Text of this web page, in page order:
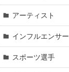
アーティスト
インフルエンサー
スポーツ選手